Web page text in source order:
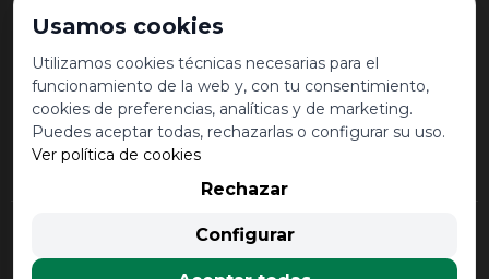
Política de Privacidad
Aviso legal y condiciones de
uso
Política de Cookies
Mis pedidos
Lista de deseos
© 2026 Desguace Malvarrosa. Todos los derechos reservados |
Desarrollado por
Usamos cookies
Utilizamos cookies técnicas necesarias para el
funcionamiento de la web y, con tu consentimiento,
cookies de preferencias, analíticas y de marketing.
Puedes aceptar todas, rechazarlas o configurar su uso.
Ver política de cookies
Rechazar
Configurar